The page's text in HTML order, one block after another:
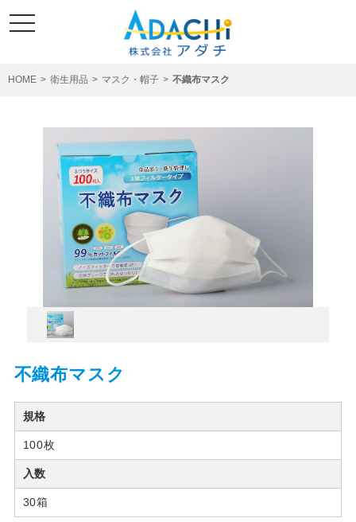
toggle
navigation
HOME > 衛生用品 > マスク・帽子 > 不織布マスク
不織布マスク
規格
100枚
入数
30箱